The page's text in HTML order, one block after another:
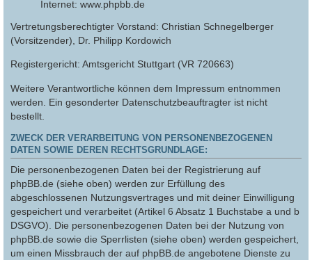
Internet: www.phpbb.de
Vertretungsberechtigter Vorstand: Christian Schnegelberger
(Vorsitzender), Dr. Philipp Kordowich
Registergericht: Amtsgericht Stuttgart (VR 720663)
Weitere Verantwortliche können dem Impressum entnommen
werden. Ein gesonderter Datenschutzbeauftragter ist nicht
bestellt.
ZWECK DER VERARBEITUNG VON PERSONENBEZOGENEN
DATEN SOWIE DEREN RECHTSGRUNDLAGE:
Die personenbezogenen Daten bei der Registrierung auf
phpBB.de (siehe oben) werden zur Erfüllung des
abgeschlossenen Nutzungsvertrages und mit deiner Einwilligung
gespeichert und verarbeitet (Artikel 6 Absatz 1 Buchstabe a und b
DSGVO). Die personenbezogenen Daten bei der Nutzung von
phpBB.de sowie die Sperrlisten (siehe oben) werden gespeichert,
um einen Missbrauch der auf phpBB.de angebotene Dienste zu